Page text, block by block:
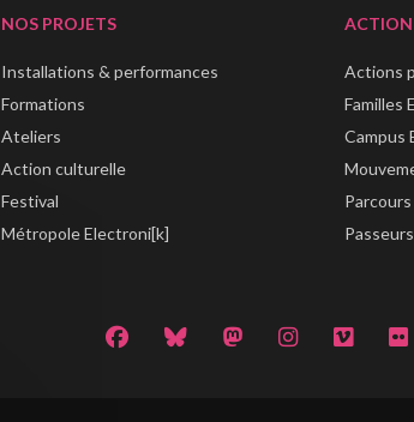
NOS PROJETS
Installations & performances
Formations
Ateliers
Action culturelle
Festival
Métropole Electroni[k]
ACTION
Actions
Familles
Campus